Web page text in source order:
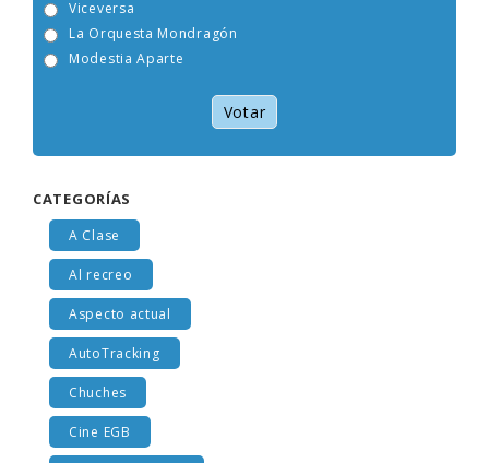
Viceversa
La Orquesta Mondragón
Modestia Aparte
Votar
CATEGORÍAS
A Clase
Al recreo
Aspecto actual
AutoTracking
Chuches
Cine EGB